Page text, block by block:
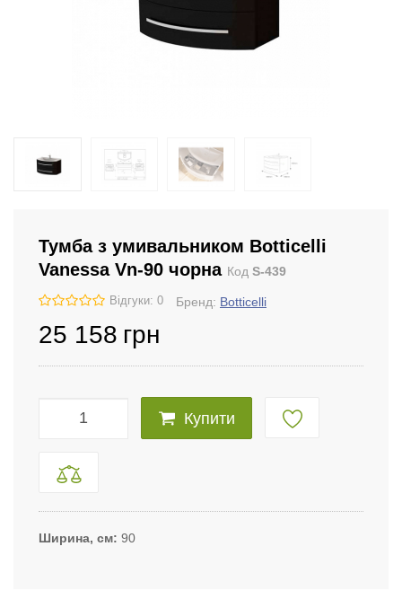
Тумба з умивальником Botticelli
Vanessa Vn-90 чорна Код S-439
Відгуки: 0 Бренд: Botticelli
25 158 грн
Купити
Ширина, см 90